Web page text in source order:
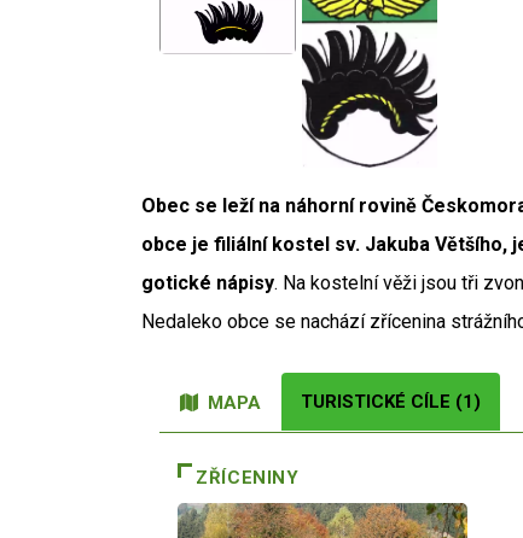
Obec se leží na náhorní rovině
obce je filiální kostel sv. Jakuba Většího,
gotické nápisy. Na kostelní věži jsou tři
Nedaleko obce se nachází zřícenina
MAPA TURISTICKÉ CÍLE (1)
ZŘÍCENINY